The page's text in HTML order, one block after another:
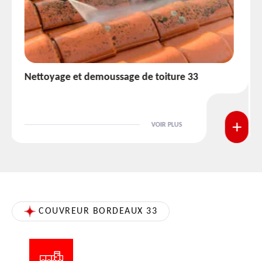
Etanchéité toiture 33
VOIR PLUS
COUVREUR BORDEAUX 33